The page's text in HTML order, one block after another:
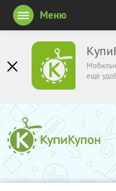
ещё
Меню